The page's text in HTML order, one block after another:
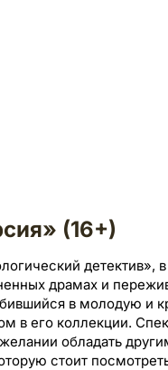
(16+)
детектив»,
драмах и
в молодую и
в его коллекции.
обладать
стоит